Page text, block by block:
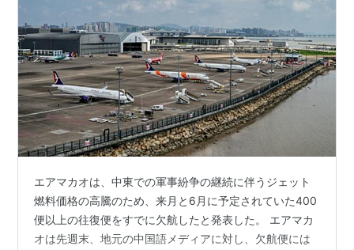
エアマカオは、中東での軍事紛争の継続に伴うジェット
燃料価格の高騰のため、来月と6月に予定されていた400
便以上の往復便をすでに欠航したと発表した。 エアマカ
オは先週末、地元の中国語メディアに対し、欠航便には